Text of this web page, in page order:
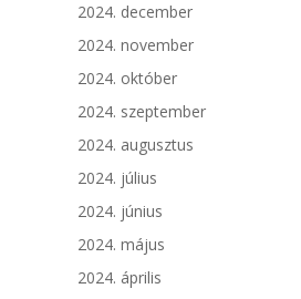
2024. december
2024. november
2024. október
2024. szeptember
2024. augusztus
2024. július
2024. június
2024. május
2024. április